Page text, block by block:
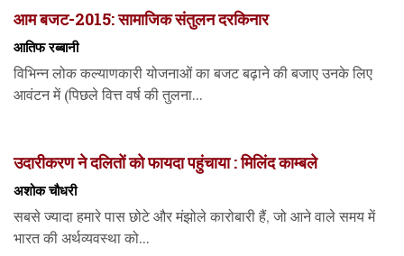
आम बजट-2015: सामाजिक संतुलन दरकिनार
आतिफ रब्बानी
विभिन्न लोक कल्याणकारी योजनाओं का बजट बढ़ाने की बजाए उनके लिए
आवंटन में (पिछले वित्त वर्ष की तुलना...
उदारीकरण ने दलितों को फायदा पहुंचाया : मिलिंद काम्बले
अशोक चौधरी
सबसे ज्यादा हमारे पास छोटे और मंझोले कारोबारी हैं, जो आने वाले समय में
भारत की अर्थव्यवस्था को...